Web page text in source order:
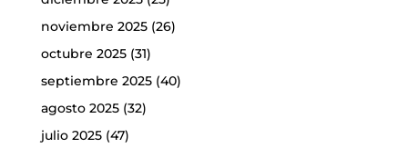
noviembre 2025(26)
octubre 2025(31)
septiembre 2025(40)
agosto 2025(32)
julio 2025(47)